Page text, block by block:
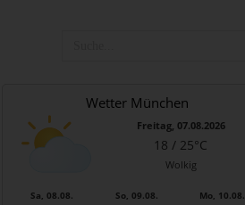
Wetter München
Freitag, 07.08.2026
18 / 25°C
Wolkig
Sa, 08.08. So, 09.08. Mo, 10.08.